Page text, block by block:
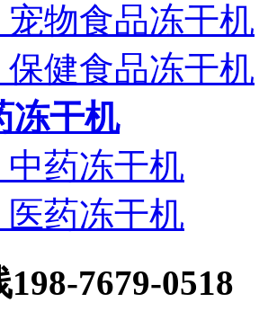
物食品冻干机
健食品冻干机
冻干机
药冻干机
药冻干机
198-7679-0518